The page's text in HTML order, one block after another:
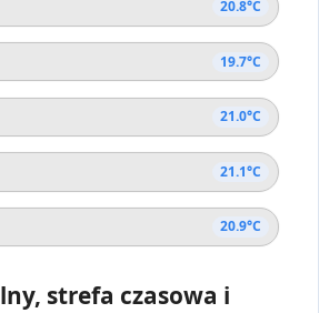
20.8°C
19.7°C
21.0°C
21.1°C
20.9°C
strefa czasowa i